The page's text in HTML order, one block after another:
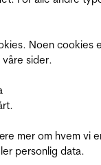
Noen cookies
sider.
mer om hvem vi
personlig data.